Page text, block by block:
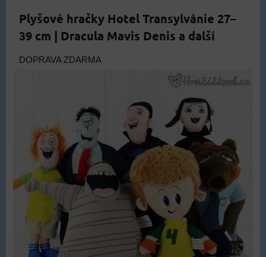
Plyšové hračky Hotel Transylvánie 27–
39 cm | Dracula Mavis Denis a další
DOPRAVA ZDARMA